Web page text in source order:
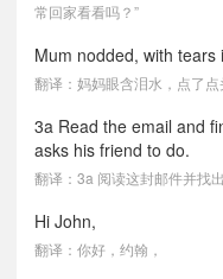
常回家看看吗？”
Mum nodded, with tears
翻译：妈妈眼含泪水，点了点
3a Read the email and
asks his friend to do.
翻译：3a 阅读这封邮件并找
Hi John,
翻译：你好，约翰，